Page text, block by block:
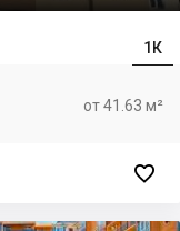
1К
от 41.63 м²
